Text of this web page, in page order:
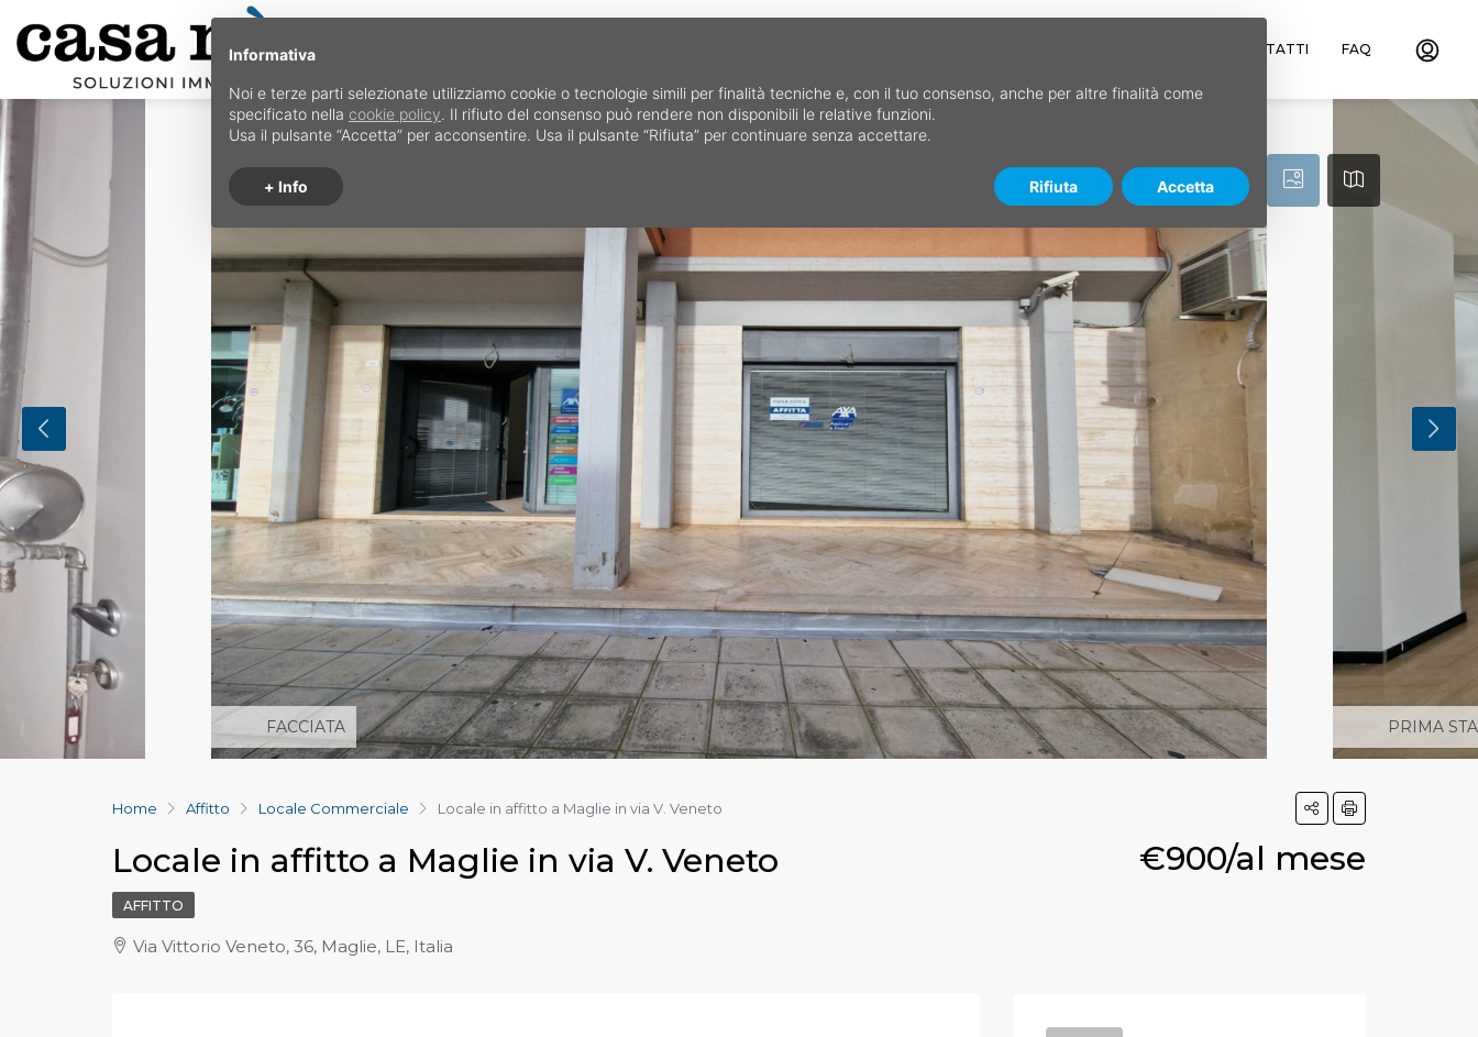
CONTATTI FAQ
FACCIATA PRIMA
Home Affitto Locale Commerciale Locale in affitto a Maglie in via V. Veneto
Locale in affitto a Maglie in via V. Veneto €900/al mese
AFFITTO
Via Vittorio Veneto, 36, Maglie, LE, Italia
Informativa
Noi e terze parti selezionate utilizziamo cookie o tecnologie simili per finalità tecniche e, con il tuo consenso, anche per altre finalità come
specificato nella cookie policy. Il rifiuto del consenso può rendere non disponibili le relative funzioni.
Usa il pulsante “Accetta” per acconsentire. Usa il pulsante “Rifiuta” per continuare senza accettare.
+ Info Rifiuta Accetta